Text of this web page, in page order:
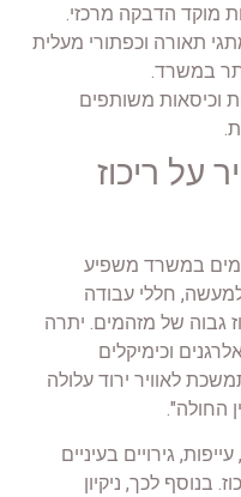
מוקד הדבקה מרכזי.
תאורה וכפתורי מעלית
במשרד.
וכיסאות משותפים
על ריכוז
במשרד משפיע
למעשה, חללי עבודה
גבוה של מזהמים. יתרה
וכימיקלים
לאוויר ירוד עלולה
החולה".
גירויים בעיניים
בנוסף לכך, ניקיון